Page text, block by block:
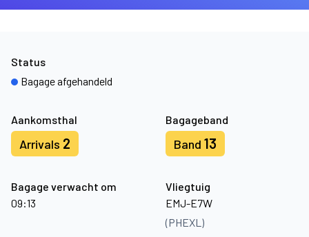
Aankomsthal
Arrivals 2
Bagageband
Band 13
Bagage verwacht om
09:13
Vliegtuig
EMJ-E7W
(PHEXL)
Status
Bagage afgehandeld